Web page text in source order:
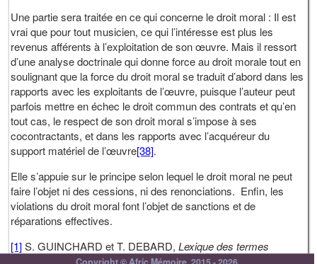
Une partie sera traitée en ce qui concerne le droit moral : Il est
vrai que pour tout musicien, ce qui l’intéresse est plus les
revenus afférents à l’exploitation de son œuvre. Mais il ressort
d’une analyse doctrinale qui donne force au droit morale tout en
soulignant que la force du droit moral se traduit d’abord dans les
rapports avec les exploitants de l’œuvre, puisque l’auteur peut
parfois mettre en échec le droit commun des contrats et qu’en
tout cas, le respect de son droit moral s’impose à ses
cocontractants, et dans les rapports avec l’acquéreur du
support matériel de l’œuvre[38].
Elle s’appuie sur le principe selon lequel le droit moral ne peut
faire l’objet ni des cessions, ni des renonciations. Enfin, les
violations du droit moral font l’objet de sanctions et de
réparations effectives.
[1]S. GUINCHARD et T. DEBARD,Lexique des termes
ième